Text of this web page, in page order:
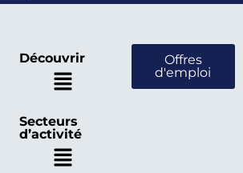
Découvrir
Secteurs
d’activité
Offres
d'emploi